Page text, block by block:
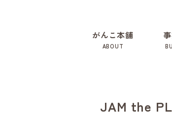
がんこ本舗
ABOUT
JAM the